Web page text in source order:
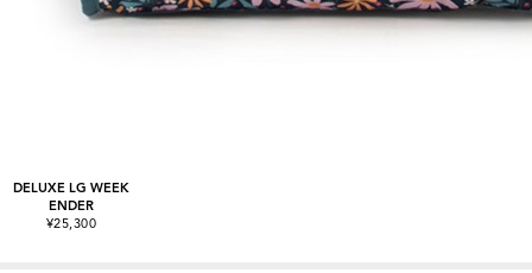
DELUXE LG WEEK
ENDER
¥25,300